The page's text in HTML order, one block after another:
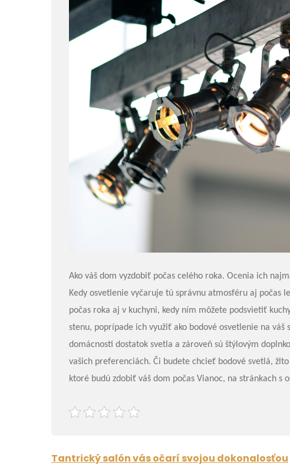
Ako váš dom vyzdobiť počas celého roka. Ocenia ich
Kedy osvetlenie vyčaruje tú správnu atmosféru aj počas
počas roka aj v kuchyni, kedy ním môžete podsvietiť
stenu, poprípade ich využiť ako bodové osvetlenie na váš
domácnosti dostatok svetla a zároveň sú štýlovým
vašich preferenciách. Či budete chcieť bodové svetlá,
ktoré budú zdobiť váš dom počas Vianoc, na stránkach s
Post
Tantrický salón vás očarí svojou dokonalosťou